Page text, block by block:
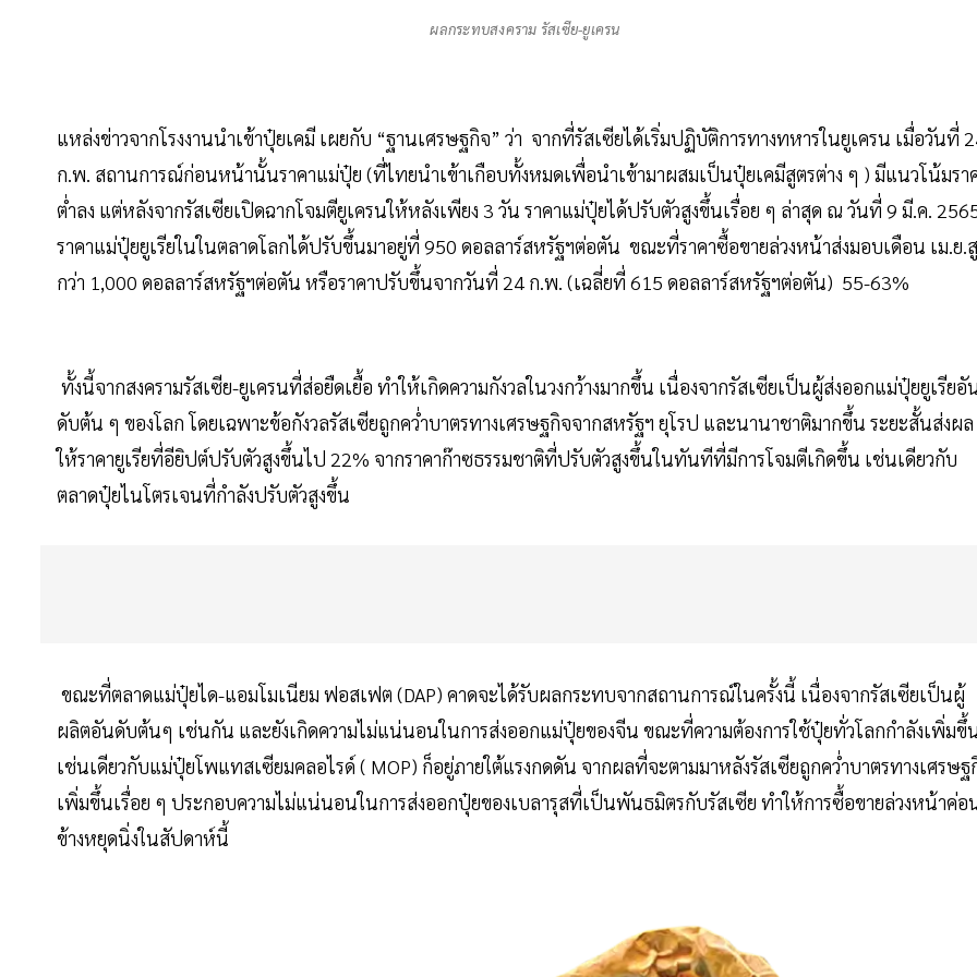
ผลกระทบสงคราม รัสเซีย-ยูเครน
แหล่งข่าวจากโรงงานนำเข้าปุ๋ยเคมี เผยกับ “ฐานเศรษฐกิจ” ว่า จากที่รัสเซียได้เริ่มปฏิบัติการทางทหารในยูเครน เมื่อวันที่
ก.พ. สถานการณ์ก่อนหน้านั้นราคาแม่ปุ๋ย (ที่ไทยนำเข้าเกือบทั้งหมดเพื่อนำเข้ามาผสมเป็นปุ๋ยเคมีสูตรต่าง ๆ ) มีแนวโน้มรา
ต่ำลง แต่หลังจากรัสเซียเปิดฉากโจมตียูเครนให้หลังเพียง 3 วัน ราคาแม่ปุ๋ยได้ปรับตัวสูงขึ้นเรื่อย ๆ ล่าสุด ณ วันที่ 9 มี.ค.
ราคาแม่ปุ๋ยยูเรียในในตลาดโลกได้ปรับขึ้นมาอยู่ที่ 950 ดอลลาร์สหรัฐฯต่อตัน ขณะที่ราคาซื้อขายล่วงหน้าส่งมอบเดือน เม.ย.
กว่า 1,000 ดอลลาร์สหรัฐฯต่อตัน หรือราคาปรับขึ้นจากวันที่ 24 ก.พ. (เฉลี่ยที่ 615 ดอลลาร์สหรัฐฯต่อตัน) 55-63%
ทั้งนี้จากสงครามรัสเซีย-ยูเครนที่ส่อยืดเยื้อ ทำให้เกิดความกังวลในวงกว้างมากขึ้น เนื่องจากรัสเซียเป็นผู้ส่งออกแม่ปุ๋ยยูเรียอั
ดับต้น ๆ ของโลก โดยเฉพาะข้อกังวลรัสเซียถูกคว่ำบาตรทางเศรษฐกิจจากสหรัฐฯ ยุโรป และนานาชาติมากขึ้น ระยะสั้นส่งผล
ให้ราคายูเรียที่อียิปต์ปรับตัวสูงขึ้นไป 22% จากราคาก๊าซธรรมชาติที่ปรับตัวสูงขึ้นในทันทีที่มีการโจมตีเกิดขึ้น เช่นเดียวกับ
ตลาดปุ๋ยไนโตรเจนที่กำลังปรับตัวสูงขึ้น
ขณะที่ตลาดแม่ปุ๋ยได-แอมโมเนียม ฟอสเฟต (DAP) คาดจะได้รับผลกระทบจากสถานการณ์ในครั้งนี้ เนื่องจากรัสเซียเป็นผู้
ผลิตอันดับต้นๆ เช่นกัน และยังเกิดความไม่แน่นอนในการส่งออกแม่ปุ๋ยของจีน ขณะที่ความต้องการใช้ปุ๋ยทั่วโลกกำลังเพิ่มขึ้
เช่นเดียวกับแม่ปุ๋ยโพแทสเซียมคลอไรด์ ( MOP) ก็อยู่ภายใต้แรงกดดัน จากผลที่จะตามมาหลังรัสเซียถูกคว่ำบาตรทางเศรษฐ
เพิ่มขึ้นเรื่อย ๆ ประกอบความไม่แน่นอนในการส่งออกปุ๋ยของเบลารุสที่เป็นพันธมิตรกับรัสเซีย ทำให้การซื้อขายล่วงหน้าค่อ
ข้างหยุดนิ่งในสัปดาห์นี้